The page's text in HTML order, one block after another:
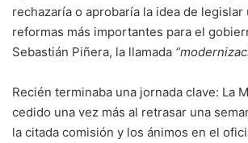
rechazaría o aprobaría la idea de legislar
reformas más importantes para el
Sebastián Piñera, la llamada
Recién terminaba una jornada clave: La
cedido una vez más al retrasar una
la citada comisión y los ánimos en el